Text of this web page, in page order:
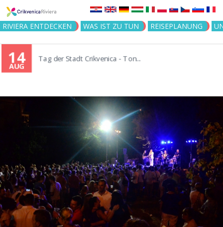
Jump to navigation
RIVIERA ENTDECKEN WAS IST ZU TUN REISEPLANUNG
14
AUG
Tag der Stadt Crikvenica - Ton...